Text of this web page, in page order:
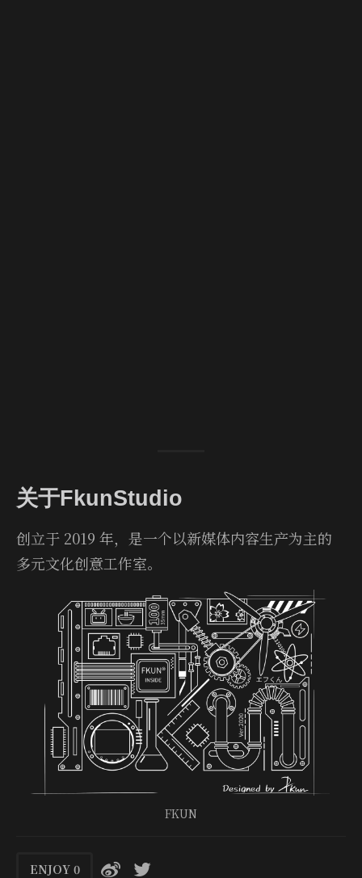
关于FkunStudio
创立于 2019 年，是一个以新媒体内容生产为主的
多元文化创意工作室。
FKUN
ENJOY 0